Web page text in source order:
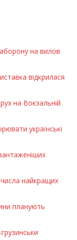
на вилов
відкрилася
на Вокзальній
українські
найкращих
планують